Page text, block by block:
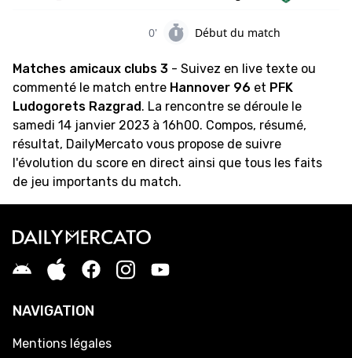
0' Début du match
Matches amicaux clubs 3 - Suivez en live texte ou
commenté le match entre Hannover 96 et PFK
Ludogorets Razgrad. La rencontre se déroule le
samedi 14 janvier 2023 à 16h00. Compos, résumé,
résultat, DailyMercato vous propose de suivre
l'évolution du score en direct ainsi que tous les faits
de jeu importants du match.
NAVIGATION
Mentions légales